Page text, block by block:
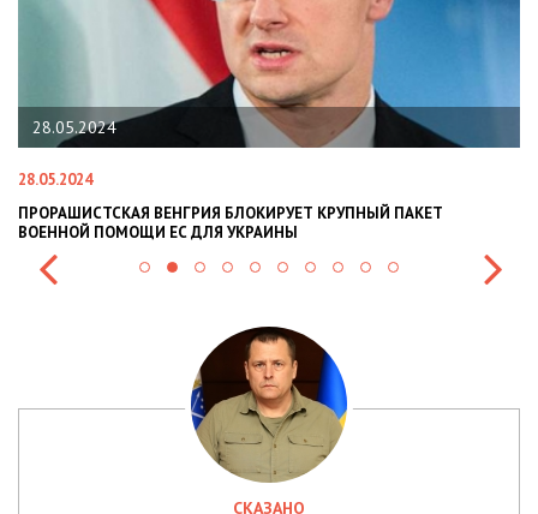
28.05.2024
28.05.2024
ПРОРАШИСТСКАЯ ВЕНГРИЯ БЛОКИРУЕТ КРУПНЫЙ ПАКЕТ
ВОЕННОЙ ПОМОЩИ ЕС ДЛЯ УКРАИНЫ
СКАЗАНО